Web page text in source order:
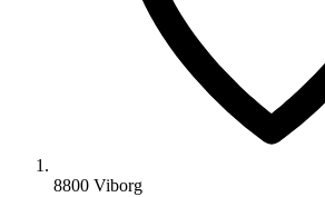
8800 Viborg